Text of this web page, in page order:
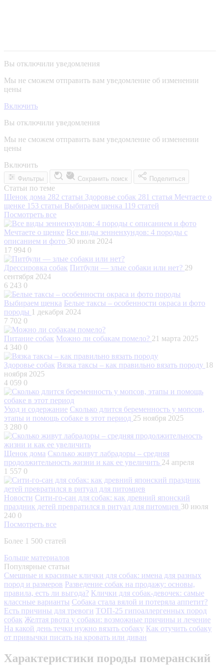
Вы отключили уведомления
Мы не сможем отправить вам уведомление об изменении
цены
Включить
Вы отключили уведомления
Мы не сможем отправить вам уведомление об изменении
цены
Включить
Фильтры Сохранить поиск Поделиться
Статьи по теме
Щенок дома 282 статьи Здоровье собак 281 статья Мечтаете о
щенке 153 статьи Выбираем щенка 119 статей
Посмотреть все
Мечтаете о щенке Все виды зенненхундов: 4 породы с
описанием и фото 30 июля 2024
17 994 0
Дрессировка собак Питбули — злые собаки или нет? 29
сентября 2024
6 243 0
Выбираем щенка Белые таксы – особенности окраса и фото
породы 1 декабря 2024
7 702 0
Питание собак Можно ли собакам помело? 21 марта 2025
4 340 0
Здоровье собак Вязка таксы – как правильно вязать породу 18
ноября 2025
4 059 0
Уход и содержание Сколько длится беременность у мопсов,
этапы и помощь собаке в этот период 25 ноября 2025
3 280 0
Щенок дома Сколько живут лабрадоры – средняя
продолжительность жизни и как ее увеличить 24 апреля
1 557 0
Новости Сити-го-сан для собак: как древний японский
праздник детей превратился в ритуал для питомцев 30 июля
240 0
Посмотреть все
Более 1 500 статей
Больше материалов
Популярные статьи
Смешные и красивые клички для собак: имена для разных
пород и размеров Разведение собак на продажу: основы,
правила, есть ли выгода? Клички для собак-девочек: самые
классные варианты Собака стала вялой и потеряла аппетит?
Есть причины для тревоги ТОП-25 гипоаллергенных пород
собак Желтая рвота у собаки: возможные причины и лечение
На какой день течки нужно вязать собаку Как отучить собаку
от привычки писать на кровать или диван
Характеристики породы померанский